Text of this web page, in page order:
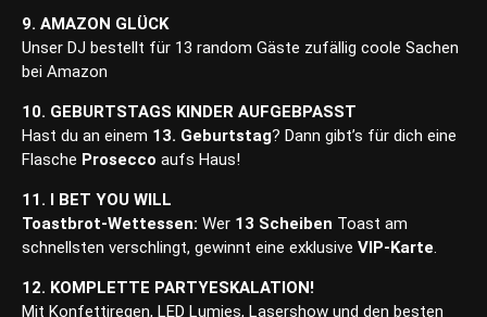
9. AMAZON GLÜCK
Unser DJ bestellt für 13 random Gäste zufällig coole Sachen
bei Amazon
10. GEBURTSTAGS KINDER AUFGEBPASST
Hast du an einem 13. Geburtstag? Dann gibt’s für dich eine
Flasche Prosecco aufs Haus!
11. I BET YOU WILL
Toastbrot-Wettessen: Wer 13 Scheiben Toast am
schnellsten verschlingt, gewinnt eine exklusive VIP-Karte.
12. KOMPLETTE PARTYESKALATION!
Mit Konfettiregen, LED Lumies, Lasershow und den besten